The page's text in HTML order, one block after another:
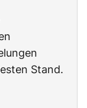
Stand.